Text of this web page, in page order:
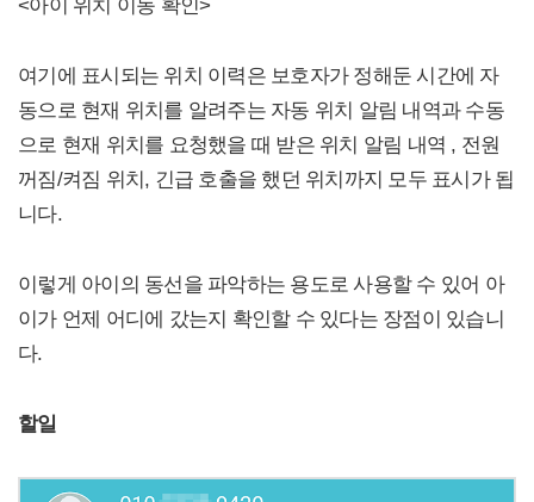
<아이 위치 이동 확인>
여기에 표시되는 위치 이력은 보호자가 정해둔 시간에 자
동으로 현재 위치를 알려주는 자동 위치 알림 내역과 수동
으로 현재 위치를 요청했을 때 받은 위치 알림 내역 , 전원
꺼짐/켜짐 위치, 긴급 호출을 했던 위치까지 모두 표시가 됩
니다.
이렇게 아이의 동선을 파악하는 용도로 사용할 수 있어 아
이가 언제 어디에 갔는지 확인할 수 있다는 장점이 있습니
다.
할일